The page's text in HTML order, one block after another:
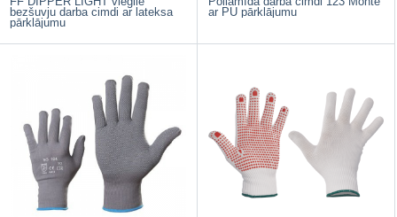
bezšuvju darba cimdi ar lateksa
pārklājumu
ar PU pārklājumu